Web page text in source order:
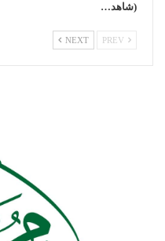
(شاهد…
NEXT